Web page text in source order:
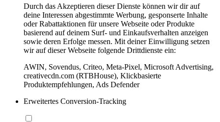
Durch das Akzeptieren dieser Dienste können wir dir auf
deine Interessen abgestimmte Werbung, gesponserte Inhalte
oder Rabattaktionen für unsere Webseite oder Produkte
basierend auf deinem Surf- und Einkaufsverhalten anzeigen
sowie deren Erfolge messen. Mit deiner Einwilligung setzen
wir auf dieser Webseite folgende Drittdienste ein:
AWIN, Sovendus, Criteo, Meta-Pixel, Microsoft Advertising,
creativecdn.com (RTBHouse), Klickbasierte
Produktempfehlungen, Ads Defender
Erweitertes Conversion-Tracking